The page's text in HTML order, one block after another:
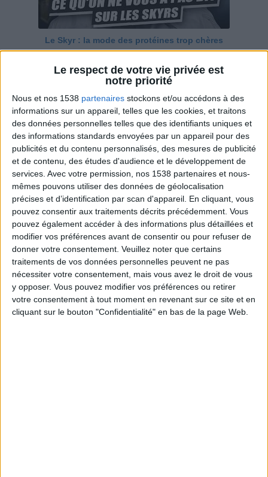
Le respect de votre vie privée est
notre priorité
Nous et nos 1538 partenaires stockons et/ou accédons à des
informations sur un appareil, telles que les cookies, et traitons
des données personnelles telles que des identifiants uniques et
des informations standards envoyées par un appareil pour des
publicités et du contenu personnalisés, des mesures de publicité
et de contenu, des études d'audience et le développement de
services. Avec votre permission, nos 1538 partenaires et nous-
mêmes pouvons utiliser des données de géolocalisation
précises et d’identification par scan d'appareil. En cliquant, vous
pouvez consentir aux traitements décrits précédemment. Vous
pouvez également accéder à des informations plus détaillées et
modifier vos préférences avant de consentir ou pour refuser de
donner votre consentement. Veuillez noter que certains
traitements de vos données personnelles peuvent ne pas
nécessiter votre consentement, mais vous avez le droit de vous
y opposer. Vous pouvez modifier vos préférences ou retirer
votre consentement à tout moment en revenant sur ce site et en
cliquant sur le bouton "Confidentialité" en bas de la page Web.
Le Skyr : la mode des protéines trop chères
Ficello, Escargolo, Babybel... Ces fromages
que personne n'aime mais que tout le monde
adore